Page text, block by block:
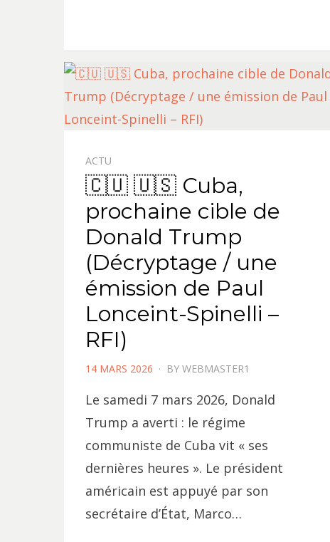
ACTU
🇨🇺 🇺🇸 Cuba,
prochaine cible de
Donald Trump
(Décryptage / une
émission de Paul
Lonceint-Spinelli –
RFI)
POSTED
14 MARS 2026 BY WEBMASTER1
Le samedi 7 mars 2026, Donald
Trump a averti : le régime
communiste de Cuba vit « ses
dernières heures ». Le président
américain est appuyé par son
secrétaire d’État, Marco…